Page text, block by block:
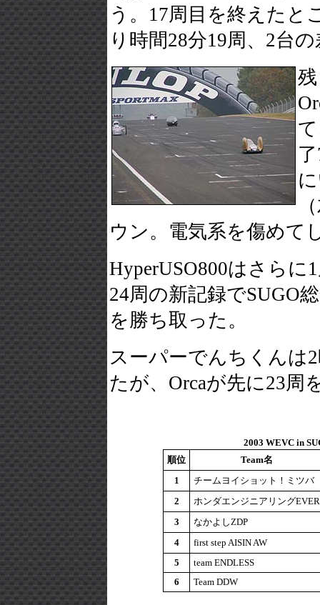
う。17周目を終えたと
り時間28分19周、2台
ウン。電気系を傷めて
HyperUSO800はさら
24周の新記録でSUGO
を勝ち取った。
スーパーでんちくんは
たが、Orcaが先に23周
2003 WEVC in
順位
Team名
1
チームヨイショット！ミツバ
2
ホンダエンジニアリングEVER
3
なかよしZDP
4
first step AISIN AW
5
team ENDLESS
6
Team DDW